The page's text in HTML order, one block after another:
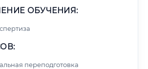
ОБУЧЕНИЯ:
переподготовка